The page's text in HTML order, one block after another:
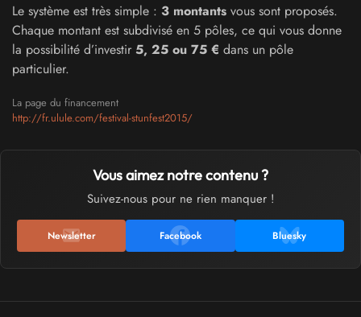
Le système est très simple : 3 montants vous sont proposés.
Chaque montant est subdivisé en 5 pôles, ce qui vous donne
la possibilité d’investir 5, 25 ou 75 € dans un pôle
particulier.
La page du financement
http://fr.ulule.com/festival-stunfest2015/
Vous aimez notre contenu ?
Suivez-nous pour ne rien manquer !
Newsletter Facebook Bluesky